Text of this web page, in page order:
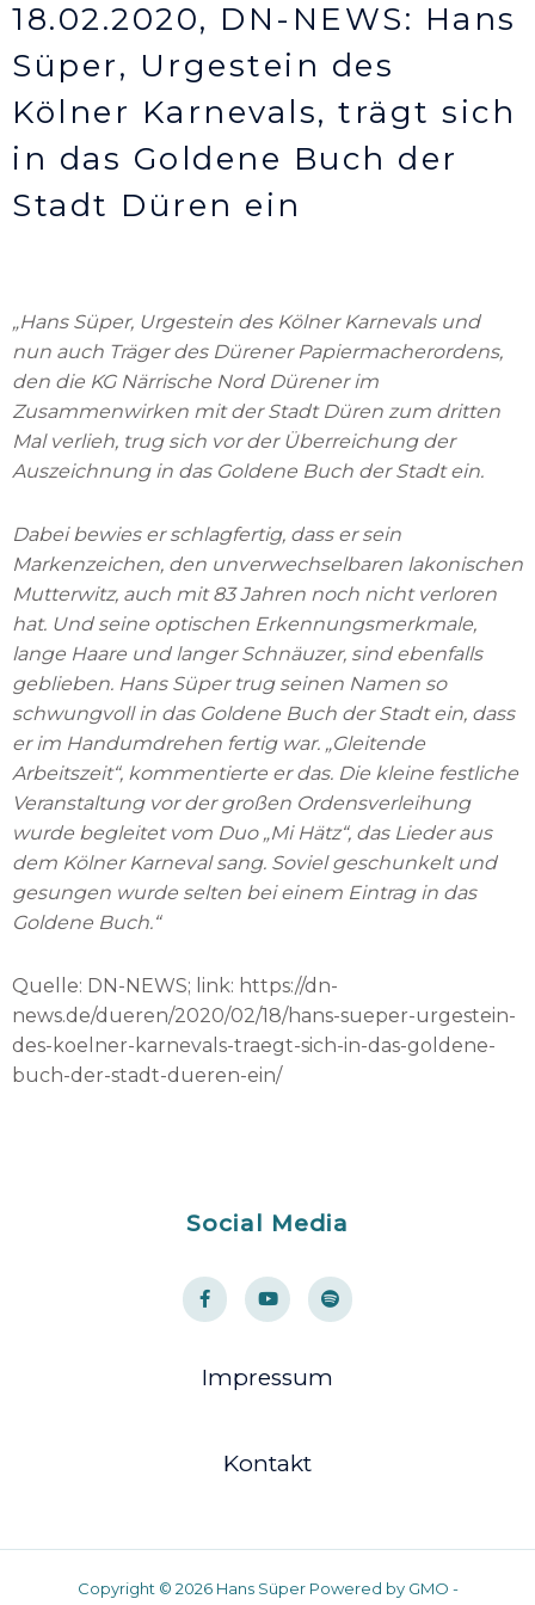
18.02.2020, DN-NEWS: Hans
Süper, Urgestein des
Kölner Karnevals, trägt sich
in das Goldene Buch der
Stadt Düren ein
„Hans Süper, Urgestein des Kölner Karnevals und
nun auch Träger des Dürener Papiermacherordens,
den die KG Närrische Nord Dürener im
Zusammenwirken mit der Stadt Düren zum dritten
Mal verlieh, trug sich vor der Überreichung der
Auszeichnung in das Goldene Buch der Stadt ein.
Dabei bewies er schlagfertig, dass er sein
Markenzeichen, den unverwechselbaren lakonischen
Mutterwitz, auch mit 83 Jahren noch nicht verloren
hat. Und seine optischen Erkennungsmerkmale,
lange Haare und langer Schnäuzer, sind ebenfalls
geblieben. Hans Süper trug seinen Namen so
schwungvoll in das Goldene Buch der Stadt ein, dass
er im Handumdrehen fertig war. „Gleitende
Arbeitszeit“, kommentierte er das. Die kleine festliche
Veranstaltung vor der großen Ordensverleihung
wurde begleitet vom Duo „Mi Hätz“, das Lieder aus
dem Kölner Karneval sang. Soviel geschunkelt und
gesungen wurde selten bei einem Eintrag in das
Goldene Buch.“
Quelle: DN-NEWS; link: https://dn-
news.de/dueren/2020/02/18/hans-sueper-urgestein-
des-koelner-karnevals-traegt-sich-in-das-goldene-
buch-der-stadt-dueren-ein/
Social Media
Impressum
Kontakt
Copyright © 2026 Hans Süper Powered by GMO -